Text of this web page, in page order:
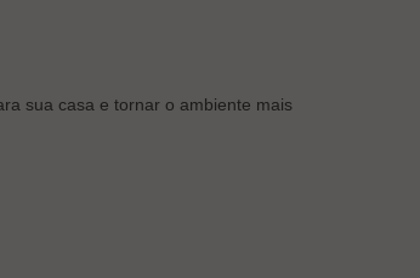
sua casa e tornar o ambiente mais